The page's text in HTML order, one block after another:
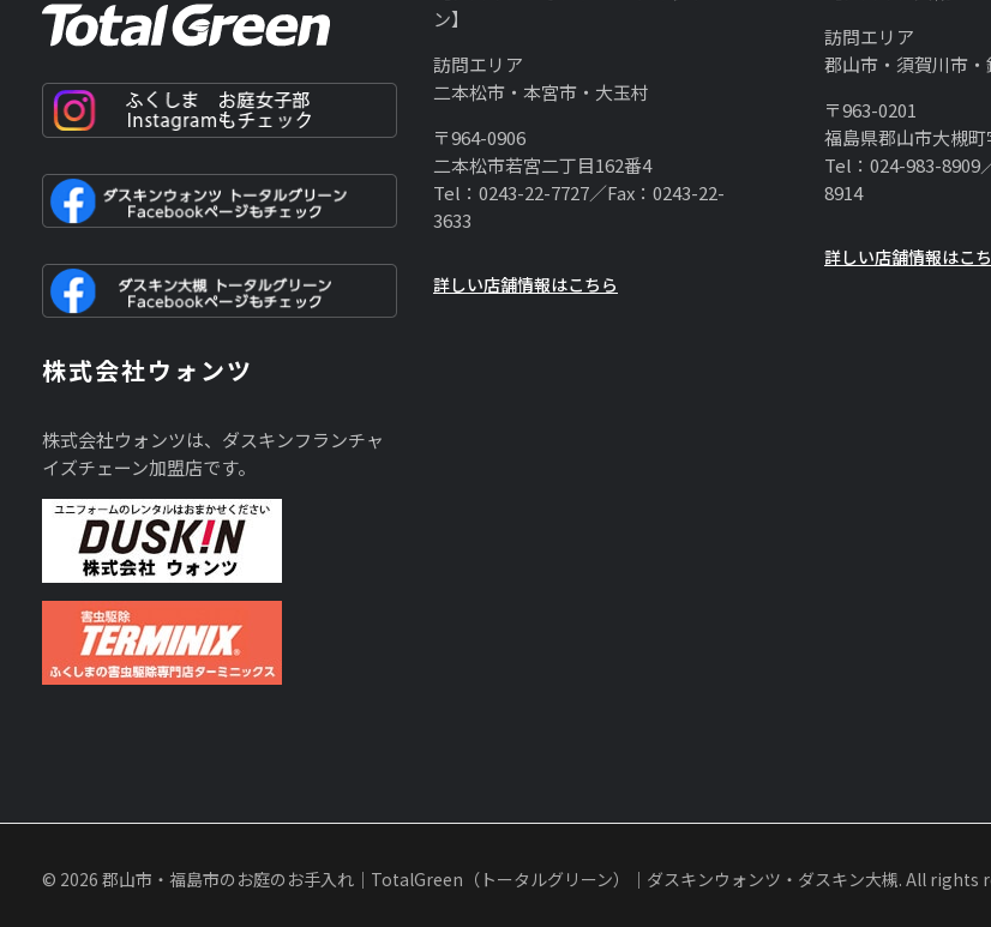
株式会社ウォンツ
株式会社ウォンツは、ダスキンフランチャ
イズチェーン加盟店です。
ン】
訪問エリア
二本松市・本宮市・大玉村
〒964-0906
二本松市若宮二丁目162番4
Tel：0243-22-7727／Fax：0243-22-
3633
詳しい店舗情報はこちら
訪問エリア
郡山市・須賀川市
〒963-0201
福島県郡山市大槻
Tel：024-983-8909
8914
詳しい店舗情報はこ
© 2026 郡山市・福島市のお庭のお手入れ｜TotalGreen（トータルグリーン）｜ダスキンウォンツ・ダスキン大槻. All rights